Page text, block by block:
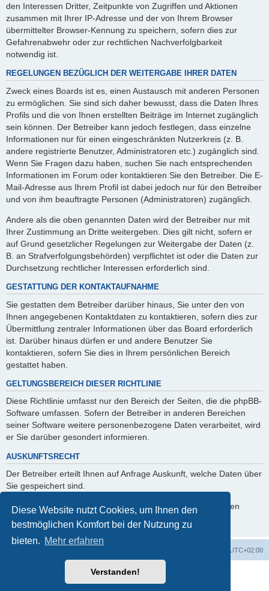
Diese Website nutzt Cookies, um Ihnen den
bestmöglichen Komfort bei der Nutzung zu
bieten. Mehr erfahren
Verstanden!
den Interessen Dritter, Zeitpunkte von Zugriffen und Aktionen
zusammen mit Ihrer IP-Adresse und der von Ihrem Browser
übermittelter Browser-Kennung zu speichern, sofern dies zur
Gefahrenabwehr oder zur rechtlichen Nachverfolgbarkeit
notwendig ist.
REGELUNGEN BEZÜGLICH DER WEITERGABE IHRER DATEN
Zweck eines Boards ist es, einen Austausch mit anderen Personen
zu ermöglichen. Sie sind sich daher bewusst, dass die Daten Ihres
Profils und die von Ihnen erstellten Beiträge im Internet zugänglich
sein können. Der Betreiber kann jedoch festlegen, dass einzelne
Informationen nur für einen eingeschränkten Nutzerkreis (z. B.
andere registrierte Benutzer, Administratoren etc.) zugänglich sind.
Wenn Sie Fragen dazu haben, suchen Sie nach entsprechenden
Informationen im Forum oder kontaktieren Sie den Betreiber. Die E-
Mail-Adresse aus Ihrem Profil ist dabei jedoch nur für den Betreiber
und von ihm beauftragte Personen (Administratoren) zugänglich.
Andere als die oben genannten Daten wird der Betreiber nur mit
Ihrer Zustimmung an Dritte weitergeben. Dies gilt nicht, sofern er
auf Grund gesetzlicher Regelungen zur Weitergabe der Daten (z.
B. an Strafverfolgungsbehörden) verpflichtet ist oder die Daten zur
Durchsetzung rechtlicher Interessen erforderlich sind.
GESTATTUNG DER KONTAKTAUFNAHME
Sie gestatten dem Betreiber darüber hinaus, Sie unter den von
Ihnen angegebenen Kontaktdaten zu kontaktieren, sofern dies zur
Übermittlung zentraler Informationen über das Board erforderlich
ist. Darüber hinaus dürfen er und andere Benutzer Sie
kontaktieren, sofern Sie dies in Ihrem persönlichen Bereich
gestattet haben.
GELTUNGSBEREICH DIESER RICHTLINIE
Diese Richtlinie umfasst nur den Bereich der Seiten, die die phpBB-
Software umfassen. Sofern der Betreiber in anderen Bereichen
seiner Software weitere personenbezogene Daten verarbeitet, wird
er Sie darüber gesondert informieren.
AUSKUNFTSRECHT
Der Betreiber erteilt Ihnen auf Anfrage Auskunft, welche Daten über
Sie gespeichert sind.
Sie können jederzeit die Löschung bzw. Sperrung Ihrer Daten
verlangen. Kontaktieren Sie hierzu bitte den Betreiber.
UTC+02:00
Powered byphpBB® Forum Software © phpBB Limited
phpBB.de